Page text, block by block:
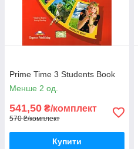
Prime Time 3 Students Book
Менше 2 од.
541,50 ₴/комплект
570 ₴/комплект
Купити